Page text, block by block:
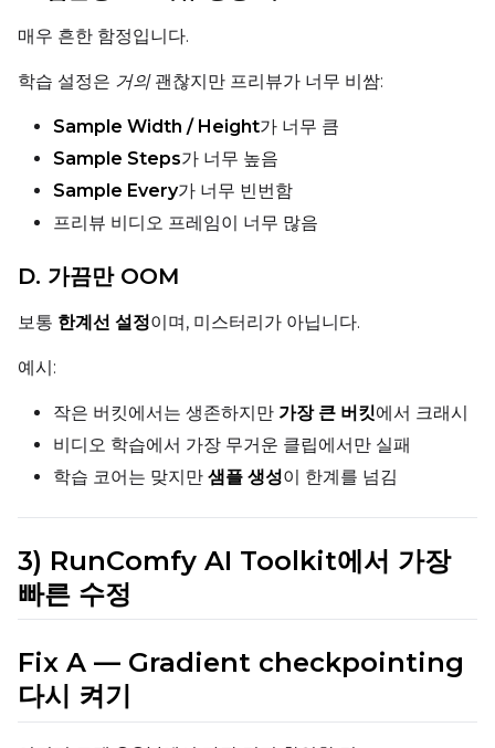
매우 흔한 함정입니다.
학습 설정은 거의괜찮지만 프리뷰가 너무 비쌈:
Sample Width / Height가 너무 큼
Sample Steps가 너무 높음
Sample Every가 너무 빈번함
프리뷰 비디오 프레임이 너무 많음
D. 가끔만 OOM
보통 한계선 설정이며, 미스터리가 아닙니다.
예시:
작은 버킷에서는 생존하지만 가장 큰 버킷에서 크래시
비디오 학습에서 가장 무거운 클립에서만 실패
학습 코어는 맞지만 샘플 생성이 한계를 넘김
3) RunComfy AI Toolkit에서 가장
빠른 수정
Fix A — Gradient checkpointing
다시 켜기